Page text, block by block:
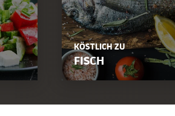
KÖSTLICH ZU
FISCH